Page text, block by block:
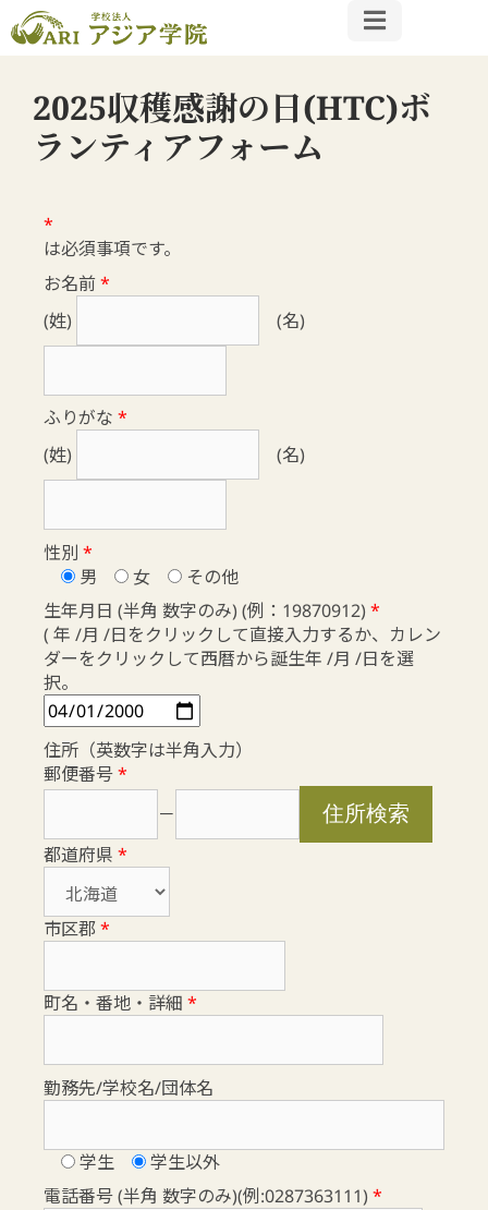
2025収穫感謝の日(HTC)ボ
ランティアフォーム
*
は必須事項です。
お名前*
(姓)
(名)
ふりがな *
(姓)
(名)
性別 *
男
女
その他
生年月日 (半角 数字のみ) (例：19870912) *
( 年 /月 /日をクリックして直接入力するか、カレン
ダーをクリックして西暦から誕生年 /月 /日を選
択。
住所（英数字は半角入力）
郵便番号*
－
都道府県 *
市区郡*
町名・番地・詳細 *
勤務先/学校名/団体名
学生
学生以外
電話番号 (半角 数字のみ)(例:0287363111) *